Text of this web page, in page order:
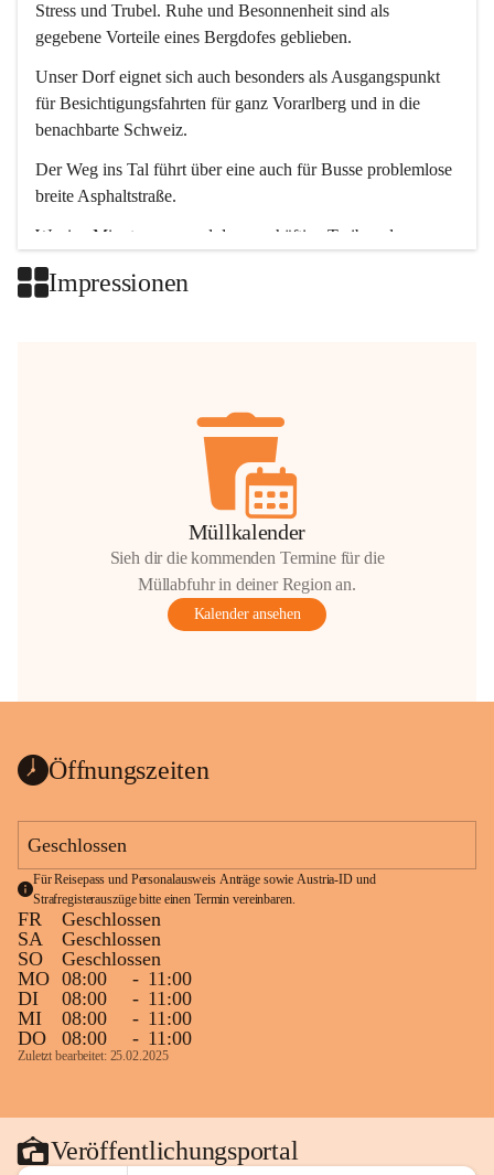
Stress und Trubel. Ruhe und Besonnenheit sind als
gegebene Vorteile eines Bergdofes geblieben.
Unser Dorf eignet sich auch besonders als Ausgangspunkt
für Besichtigungsfahrten für ganz Vorarlberg und in die
benachbarte Schweiz.
Der Weg ins Tal führt über eine auch für Busse problemlose
breite Asphaltstraße.
Wenige Minuten nur, und das geschäftige Treiben der
Impressionen
Müllkalender
Sieh dir die kommenden Termine für die
Müllabfuhr in deiner Region an.
Kalender ansehen
Öffnungszeiten
Geschlossen
Für Reisepass und Personalausweis Anträge sowie Austria-ID und
Strafregisterauszüge bitte einen Termin vereinbaren.
FR
Geschlossen
SA
Geschlossen
SO
Geschlossen
MO 08:00 - 11:00
DI
08:00 - 11:00
MI
08:00 - 11:00
DO
08:00 - 11:00
Zuletzt bearbeitet: 25.02.2025
Veröffentlichungsportal